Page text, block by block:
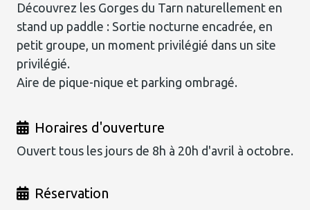
Découvrez les Gorges du Tarn naturellement en
stand up paddle : Sortie nocturne encadrée, en
petit groupe, un moment privilégié dans un site
privilégié.
Aire de pique-nique et parking ombragé.
Réservation
Horaires d'ouverture
Ouvert tous les jours de 8h à 20h d'avril à octobre.